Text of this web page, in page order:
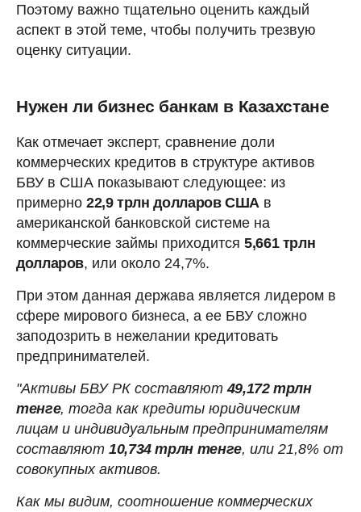
Поэтому важно тщательно оценить каждый
аспект в этой теме, чтобы получить трезвую
оценку ситуации.
Нужен ли бизнес банкам в Казахстане
Как отмечает эксперт, сравнение доли
коммерческих кредитов в структуре активов
БВУ в США показывают следующее: из
примерно 22,9 трлн долларов США в
американской банковской системе на
коммерческие займы приходится 5,661 трлн
долларов, или около 24,7%.
При этом данная держава является лидером в
сфере мирового бизнеса, а ее БВУ сложно
заподозрить в нежелании кредитовать
предпринимателей.
"Активы БВУ РК составляют 49,172 трлн
тенге, тогда как кредиты юридическим
лицам и индивидуальным предпринимателям
составляют 10,734 трлн тенге, или 21,8% от
совокупных активов.
Как мы видим, соотношение коммерческих